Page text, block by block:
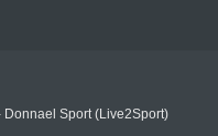
Sport (Live2Sport)